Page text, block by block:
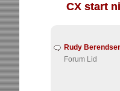
CX start
Rudy
Forum Lid